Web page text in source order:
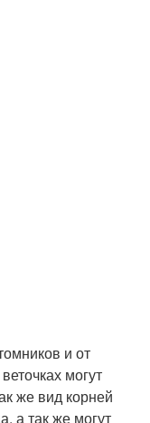
и от
могут
же вид корней
а так же могут